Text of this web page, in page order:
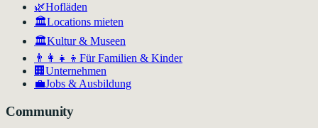
🌿Hofläden
🏛️Locations mieten
🏛Kultur & Museen
👨‍👩‍👧‍👦 Für Familien & Kinder
🏢 Unternehmen
💼Jobs & Ausbildung
Community